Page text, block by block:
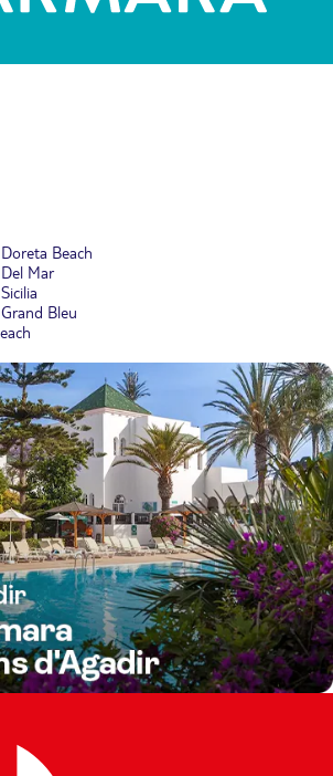
Beach
Mar
Bleu